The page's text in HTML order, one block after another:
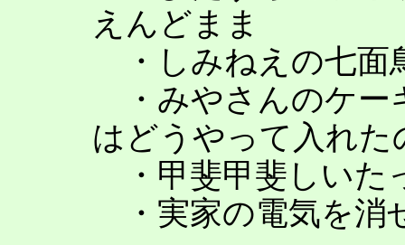
えんどまま
・しみねえの七面
・みやさんのケー
はどうやって入れた
・甲斐甲斐しいた
・実家の電気を消